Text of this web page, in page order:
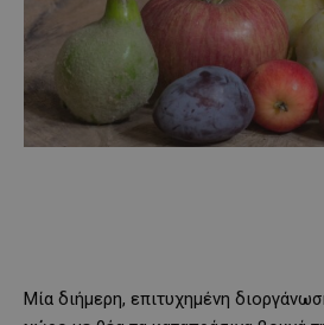
Μία διήμερη, επιτυχημένη